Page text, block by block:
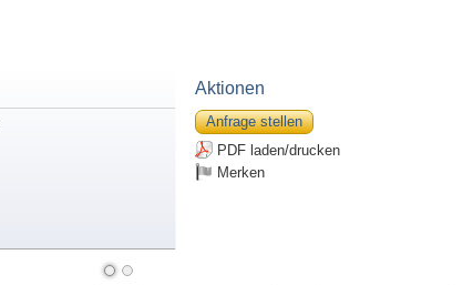
Aktionen
Anfrage stellen
PDF laden/drucken
Merken